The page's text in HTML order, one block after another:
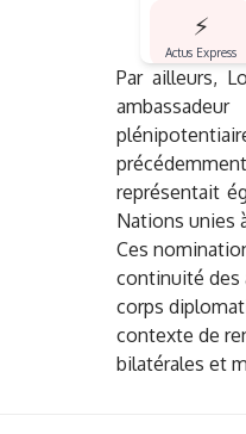
⚡
Actus Express
Par ailleurs,
représentait
Nations unies
Ces
continuité des
corps
contexte de
bilatérales et